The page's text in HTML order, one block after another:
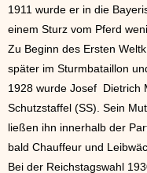
1911 wurde er in die
einem Sturz vom Pferd
Zu Beginn des Ersten
später im Sturmbataillon
1928 wurde Josef Dietrich
Schutzstaffel (SS). Sein
ließen ihn innerhalb der
bald Chauffeur und
Bei der Reichstagswahl